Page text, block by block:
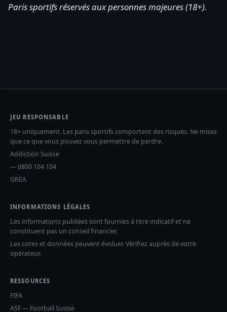
Paris sportifs réservés aux personnes majeures (18+).
JEU RESPONSABLE
18+ uniquement. Les paris sportifs comportent des risques. Ne misez
que ce que vous pouvez vous permettre de perdre.
Addiction Suisse
— 0800 104 104
GREA
INFORMATIONS LÉGALES
Les informations publiées sont fournies à titre indicatif et ne
constituent pas un conseil financier.
Les cotes et données peuvent évoluer. Vérifiez auprès de votre
opérateur.
RESSOURCES
FIFA
ASF — Football Suisse